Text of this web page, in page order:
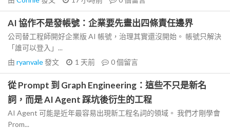
AI 協作不是發帳號：企業要先畫出四條責任邊界
公司替工程師開好企業版 AI 帳號，治理其實還沒開始。 帳號只解決
「誰可以登入」...
由 ryanvale發文 1 天前 0個留言
從 Prompt 到 Graph Engineering：這些不只是新名
詞，而是 AI Agent 踩坑後衍生的工程
AI Agent 可能是近年最容易出現新工程名詞的領域。 我們才剛學會
Prom...